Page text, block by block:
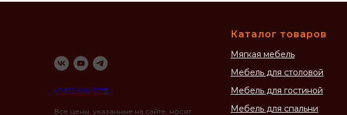
+7 812 926 4278
Все цены, указанные на сайте, носят
Каталог товаров
Мягкая мебель
Мебель для столовой
Мебель для гостиной
Мебель для спальни